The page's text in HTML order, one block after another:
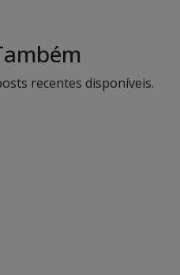
recentes disponíveis.